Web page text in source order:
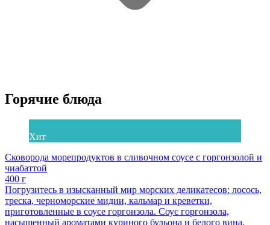
Горячие блюда
Хит
Сковорода морепродуктов в сливочном соусе с горгонзолой и
чиабаттой
400 г
Погрузитесь в изысканный мир морских деликатесов: лосось,
треска, черноморские мидии, кальмар и креветки,
приготовленные в соусе горгонзола. Соус горгонзола,
насыщенный ароматами куриного бульона и белого вина.